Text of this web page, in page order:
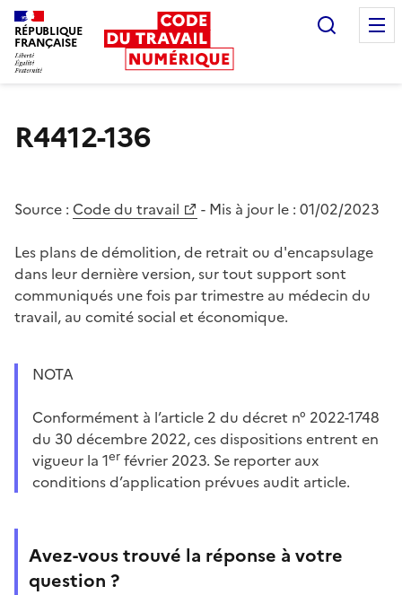
RÉPUBLIQUE
FRANÇAISE
R4412-136
Source : Code du travail - Mis à jour le : 01/02/2023
Les plans de démolition, de retrait ou d'encapsulage
dans leur dernière version, sur tout support sont
communiqués une fois par trimestre au médecin du
travail, au comité social et économique.
NOTA
Conformément à l’article 2 du décret n° 2022-1748
du 30 décembre 2022, ces dispositions entrent en
vigueur la 1er février 2023. Se reporter aux
conditions d’application prévues audit article.
Avez-vous trouvé la réponse à votre
question ?